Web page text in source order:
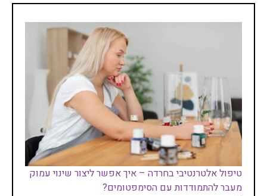
טיפול אלטרנטיבי בחרדה – איך אפשר ליצור שינוי עמוק
מעבר להתמודדות עם הסימפטומים?